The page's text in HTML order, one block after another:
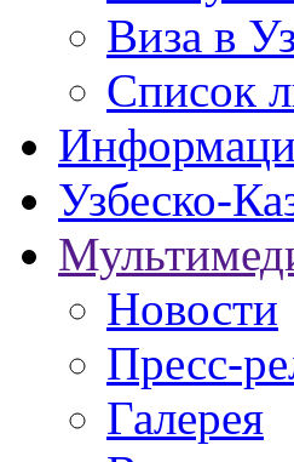
Виза в
Список
Узбеско-
Новости
Пресс-
Галерея